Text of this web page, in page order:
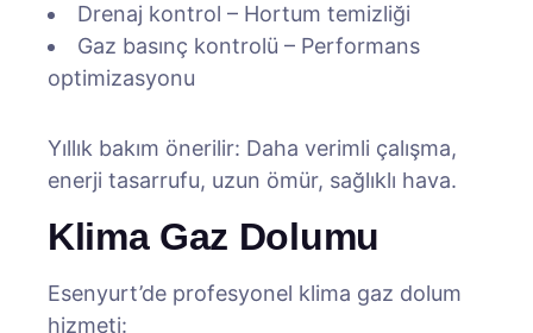
Drenaj kontrol – Hortum temizliği
Gaz basınç kontrolü – Performans
optimizasyonu
Yıllık bakım önerilir: Daha verimli çalışma,
enerji tasarrufu, uzun ömür, sağlıklı hava.
Klima Gaz Dolumu
Esenyurt’de profesyonel klima gaz dolum
hizmeti: